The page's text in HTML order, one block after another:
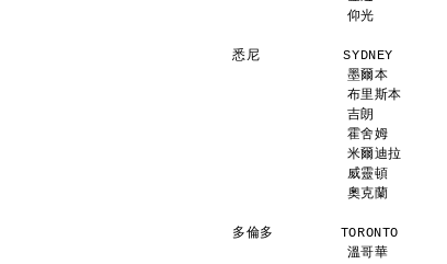
仰光
悉尼          SYDNEY
墨爾本
布里斯本
吉朗
霍舍姆
米爾迪拉
威靈頓
奧克蘭
多倫多        TORONTO
溫哥華